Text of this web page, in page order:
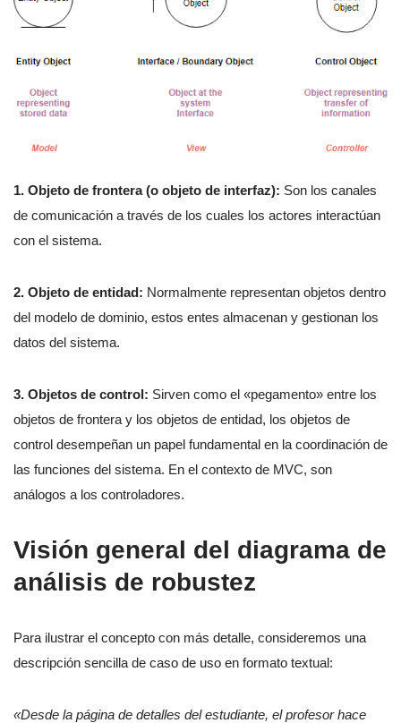
1. Objeto de frontera (o objeto de interfaz): Son los canales
de comunicación a través de los cuales los actores interactúan
con el sistema.
2. Objeto de entidad: Normalmente representan objetos dentro
del modelo de dominio, estos entes almacenan y gestionan los
datos del sistema.
3. Objetos de control: Sirven como el «pegamento» entre los
objetos de frontera y los objetos de entidad, los objetos de
control desempeñan un papel fundamental en la coordinación de
las funciones del sistema. En el contexto de MVC, son
análogos a los controladores.
Visión general del diagrama de
análisis de robustez
Para ilustrar el concepto con más detalle, consideremos una
descripción sencilla de caso de uso en formato textual:
«Desde la página de detalles del estudiante, el profesor hace